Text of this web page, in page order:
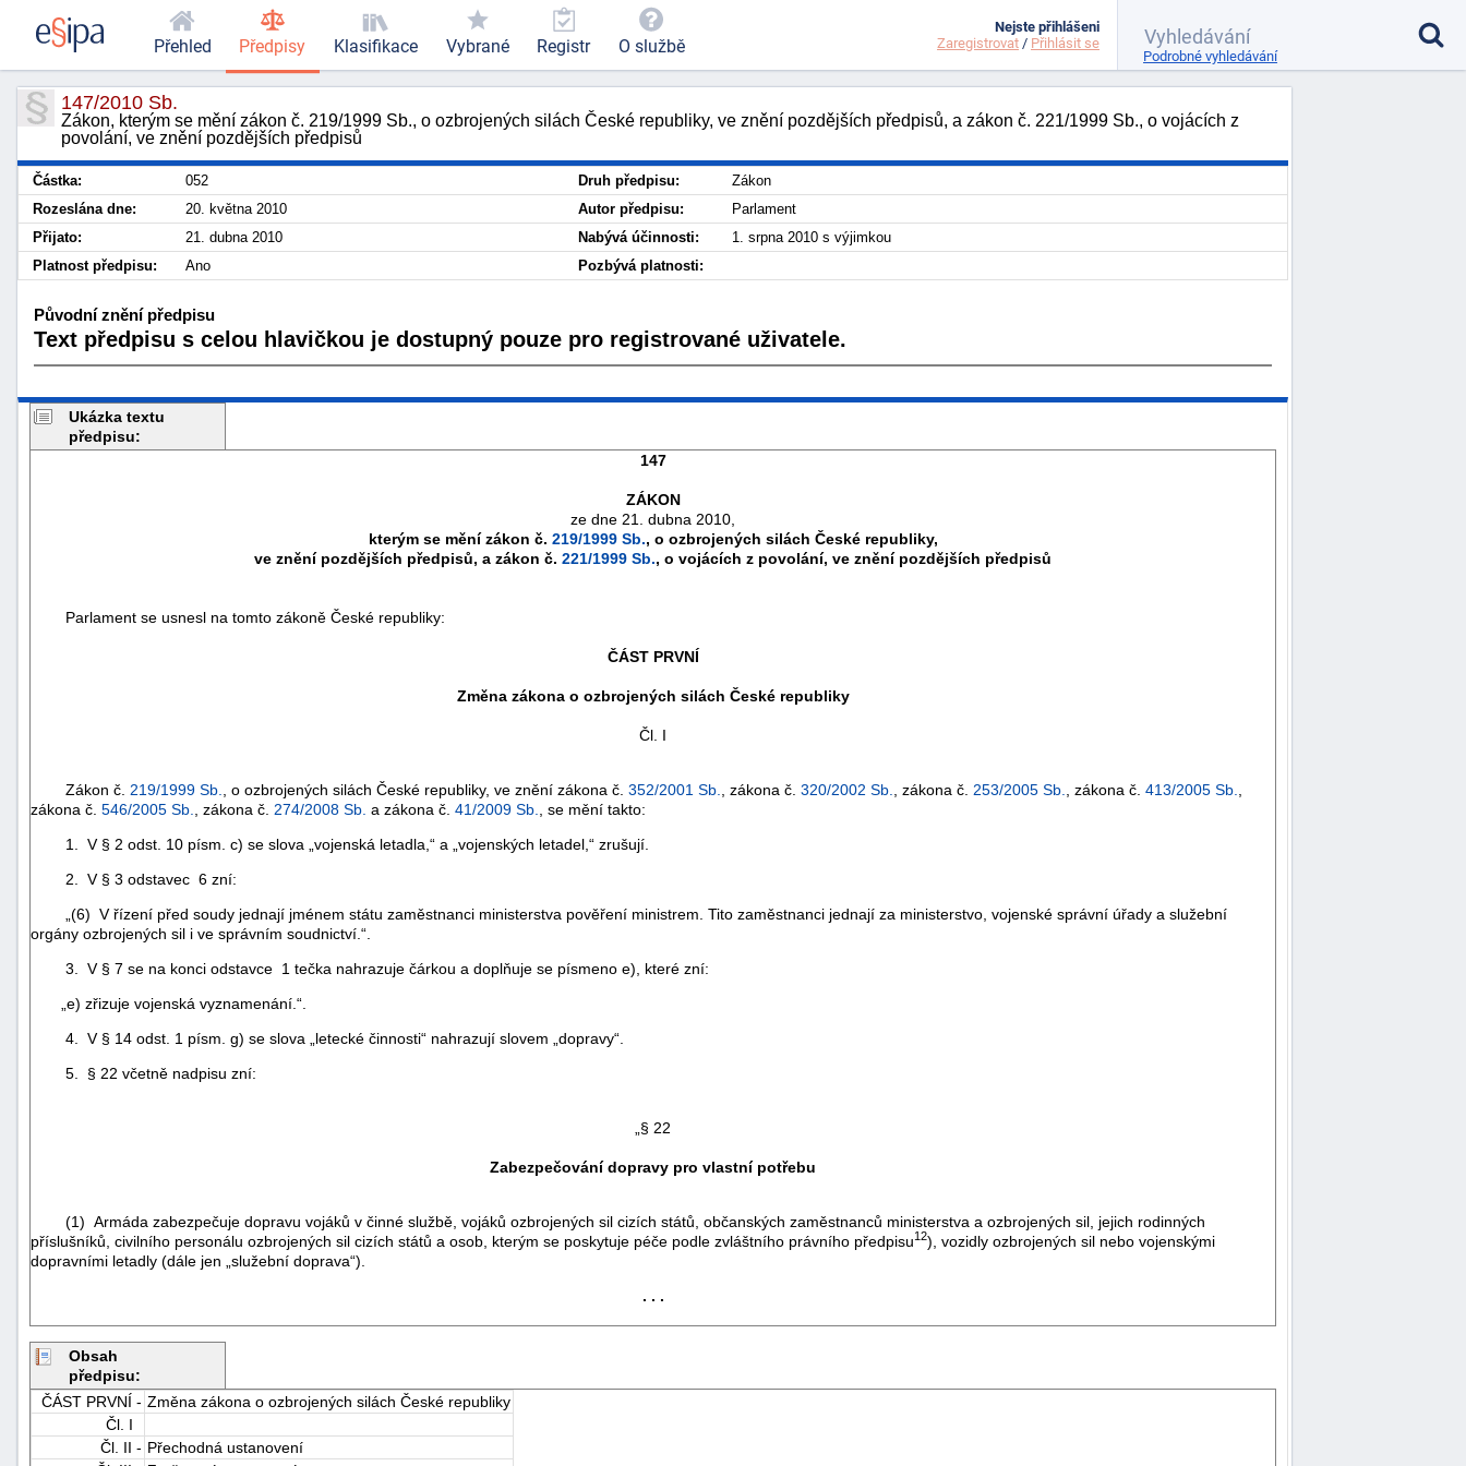
147/2010 Sb.
Zákon, kterým se mění zákon č. 219/1999 Sb., o ozbrojených silách České republiky, ve znění pozdějších předpisů, a zákon č. 221/1999 Sb., o vojácích z
povolání, ve znění pozdějších předpisů
Částka: 052 Druh předpisu:
Zákon
Rozeslána dne:
20. května 2010 Autor předpisu:
Parlament
Přijato:
21. dubna 2010 Nabývá účinnosti:
1. srpna 2010 s výjimkou
Platnost předpisu:
Ano Pozbývá platnosti:
Původní znění předpisu
Text předpisu s celou hlavičkou je dostupný pouze pro registrované uživatele.
Ukázka textu
předpisu:
147
ZÁKON
ze dne 21. dubna 2010,
kterým se mění zákon č. 219/1999 Sb., o ozbrojených silách České republiky,
ve znění pozdějších předpisů, a zákon č. 221/1999 Sb., o vojácích z povolání, ve znění pozdějších předpisů
Parlament se usnesl na tomto zákoně České republiky:
ČÁST PRVNÍ
Změna zákona o ozbrojených silách České republiky
Čl. I
Zákon č. 219/1999 Sb. , o ozbrojených silách České republiky, ve znění zákona č. 352/2001 Sb. , zákona č. 320/2002 Sb. , zákona č. 253/2005 Sb. , zákona č. 413/2005 Sb.
zákona č. 546/2005 Sb. , zákona č. 274/2008 Sb. a zákona č. 41/2009 Sb.
, se mění takto:
1. V § 2 odst. 10 písm. c) se slova „vojenská letadla,“ a „vojenských letadel,“ zrušují.
2. V § 3 odstavec 6 zní:
„(6) V řízení před soudy jednají jménem státu zaměstnanci ministerstva pověření ministrem. Tito zaměstnanci jednají za ministerstvo, vojenské správní úřady a služební
orgány ozbrojených sil i ve správním soudnictví.“.
3. V § 7 se na konci odstavce 1 tečka nahrazuje čárkou a doplňuje se písmeno e), které zní:
„e) zřizuje vojenská vyznamenání.“.
4. V § 14 odst. 1 písm. g) se slova „letecké činnosti“ nahrazují slovem „dopravy“.
5. § 22 včetně nadpisu zní:
„§ 22
Zabezpečování dopravy pro vlastní potřebu
(1) Armáda zabezpečuje dopravu vojáků v činné službě, vojáků ozbrojených sil cizích států, občanských zaměstnanců ministerstva a ozbrojených sil, jejich rodinných
příslušníků, civilního personálu ozbrojených sil cizích států a osob, kterým se poskytuje péče podle zvláštního právního předpisu12), vozidly ozbrojených sil nebo vojenskými
dopravními letadly (dále jen „služební doprava“).
. . .
Obsah
předpisu:
ČÁST PRVNÍ - Změna zákona o ozbrojených silách České republiky
Čl. I
Čl. II - Přechodná ustanovení
Přehled Předpisy Klasifikace Vybrané Registr O službě
Nejste přihlášeni
Zaregistrovat / Přihlásit se
Podrobné vyhledávání